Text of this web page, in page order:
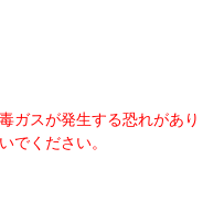
ガスが発生する恐れがあり
でください。